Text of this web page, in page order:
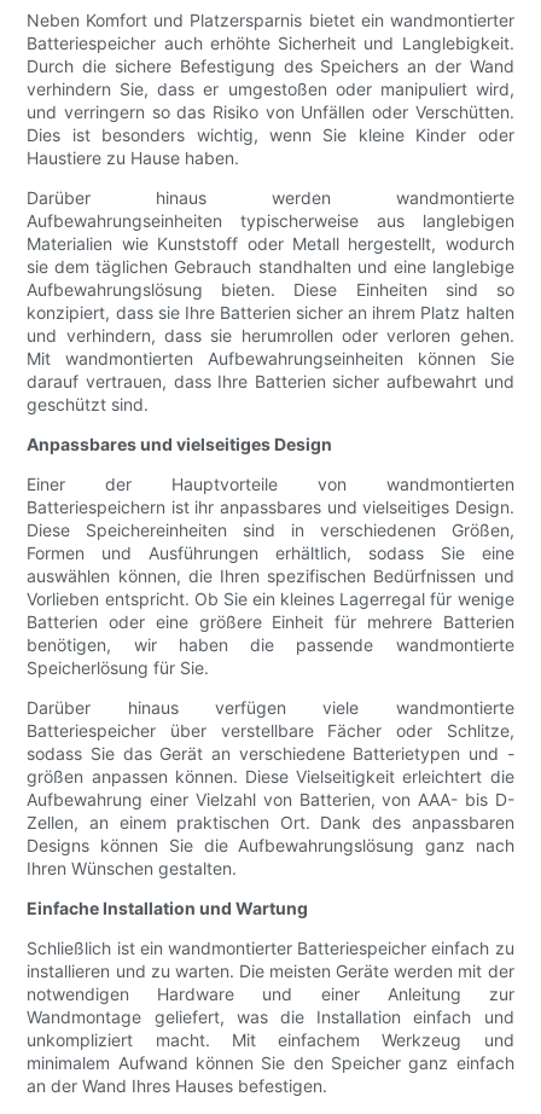
Neben Komfort und Platzersparnis bietet ein wandmontierter
Batteriespeicher auch erhöhte Sicherheit und Langlebigkeit.
Durch die sichere Befestigung des Speichers an der Wand
verhindern Sie, dass er umgestoßen oder manipuliert wird,
und verringern so das Risiko von Unfällen oder Verschütten.
Dies ist besonders wichtig, wenn Sie kleine Kinder oder
Haustiere zu Hause haben.
Darüber hinaus werden wandmontierte
Aufbewahrungseinheiten typischerweise aus langlebigen
Materialien wie Kunststoff oder Metall hergestellt, wodurch
sie dem täglichen Gebrauch standhalten und eine langlebige
Aufbewahrungslösung bieten. Diese Einheiten sind so
konzipiert, dass sie Ihre Batterien sicher an ihrem Platz halten
und verhindern, dass sie herumrollen oder verloren gehen.
Mit wandmontierten Aufbewahrungseinheiten können Sie
darauf vertrauen, dass Ihre Batterien sicher aufbewahrt und
geschützt sind.
Anpassbares und vielseitiges Design
Einer der Hauptvorteile von wandmontierten
Batteriespeichern ist ihr anpassbares und vielseitiges Design.
Diese Speichereinheiten sind in verschiedenen Größen,
Formen und Ausführungen erhältlich, sodass Sie eine
auswählen können, die Ihren spezifischen Bedürfnissen und
Vorlieben entspricht. Ob Sie ein kleines Lagerregal für wenige
Batterien oder eine größere Einheit für mehrere Batterien
benötigen, wir haben die passende wandmontierte
Speicherlösung für Sie.
Darüber hinaus verfügen viele wandmontierte
Batteriespeicher über verstellbare Fächer oder Schlitze,
sodass Sie das Gerät an verschiedene Batterietypen und -
größen anpassen können. Diese Vielseitigkeit erleichtert die
Aufbewahrung einer Vielzahl von Batterien, von AAA- bis D-
Zellen, an einem praktischen Ort. Dank des anpassbaren
Designs können Sie die Aufbewahrungslösung ganz nach
Ihren Wünschen gestalten.
Einfache Installation und Wartung
Schließlich ist ein wandmontierter Batteriespeicher einfach zu
installieren und zu warten. Die meisten Geräte werden mit der
notwendigen Hardware und einer Anleitung zur
Wandmontage geliefert, was die Installation einfach und
unkompliziert macht. Mit einfachem Werkzeug und
minimalem Aufwand können Sie den Speicher ganz einfach
an der Wand Ihres Hauses befestigen.